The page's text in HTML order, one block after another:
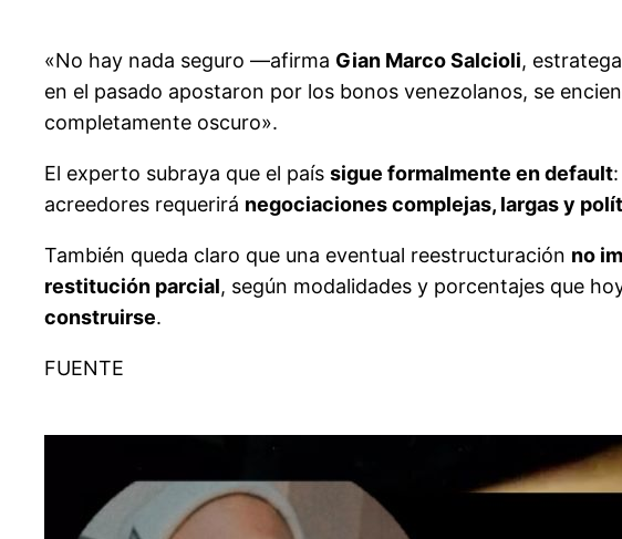
«No hay nada seguro —afirma Gian Marco Salcioli,
en el pasado apostaron por los bonos venezolanos, se
completamente oscuro».
El experto subraya que el país sigue formalmente en default:
acreedores requerirá negociaciones complejas, largas y
También queda claro que una eventual reestructuración no
restitución parcial, según modalidades y porcentajes que
construirse.
FUENTE